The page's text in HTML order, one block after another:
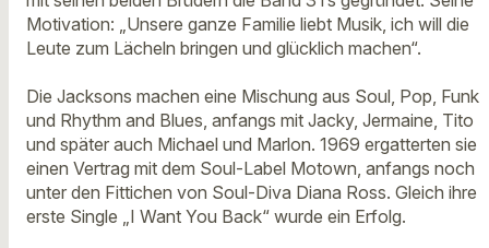
Motivation: „Unsere ganze Familie liebt Musik, ich will die
Leute zum Lächeln bringen und glücklich machen“.
Die Jacksons machen eine Mischung aus Soul, Pop, Funk
und Rhythm and Blues, anfangs mit Jacky, Jermaine, Tito
und später auch Michael und Marlon. 1969 ergatterten sie
einen Vertrag mit dem Soul-Label Motown, anfangs noch
unter den Fittichen von Soul-Diva Diana Ross. Gleich ihre
erste Single „I Want You Back“ wurde ein Erfolg.